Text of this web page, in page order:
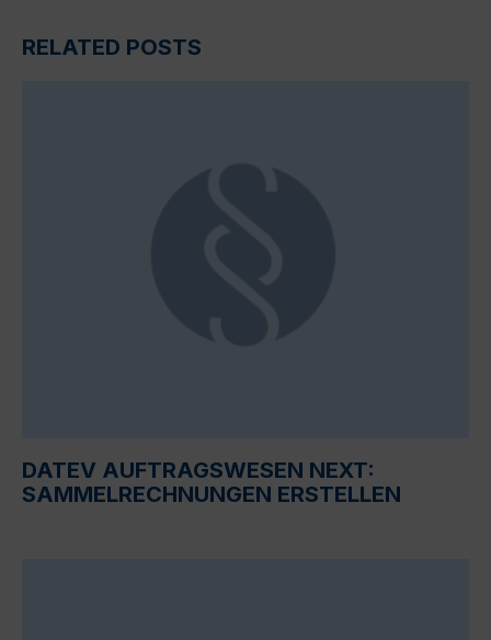
RELATED POSTS
DATEV AUFTRAGSWESEN NEXT:
SAMMELRECHNUNGEN ERSTELLEN